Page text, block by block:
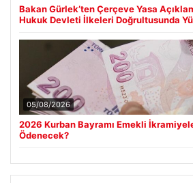
Bakan Gürlek’ten Çerçeve Yasa
Hukuk Devleti İlkeleri Doğrultusunda
05/08/2026
2026 Kurban Bayramı Emekli
Ödenecek?